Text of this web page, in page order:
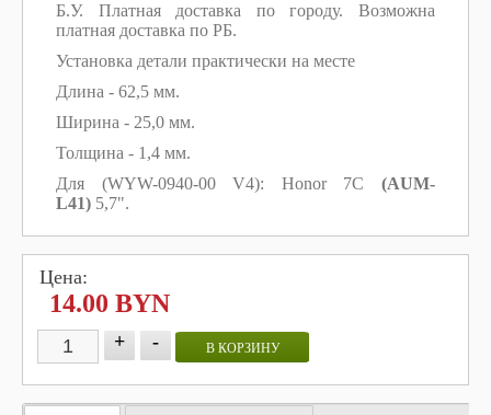
Б.У.
Платная доставка по городу. Возможна
платная доставка по РБ.
Установка детали практически на месте
Длина - 62,5 мм.
Ширина - 25,0 мм.
Толщина - 1,4 мм.
Для (WYW-0940-00 V4): Honor 7C (AUM-
L41) 5,7".
Цена:
14.00 BYN
+ - В КОРЗИНУ